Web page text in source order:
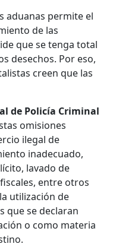
aduanas permite el
de las
que se tenga total
desechos. Por eso,
creen que las
de Policía Criminal
omisiones
ilegal de
inadecuado,
lavado de
entre otros
utilización de
que se declaran
o como materia